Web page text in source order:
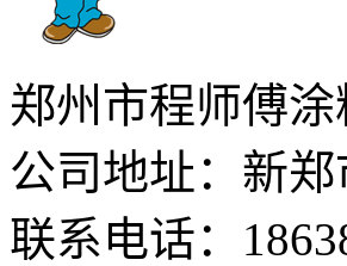
郑州市程师傅
公司地址：新
联系电话：